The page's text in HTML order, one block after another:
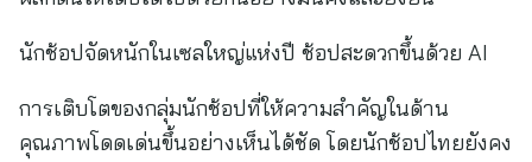
นักช้อปจัดหนักในเซลใหญ่แห่งปี ช้อปสะดวกขึ้นด้วย AI
การเติบโตของกลุ่มนักช้อปที่ให้ความสำคัญในด้าน
คุณภาพโดดเด่นขึ้นอย่างเห็นได้ชัด โดยนักช้อปไทยยังคง